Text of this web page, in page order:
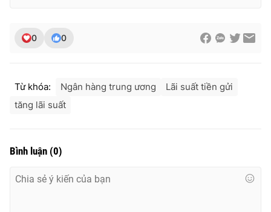
0 0
Từ khóa: Ngân hàng trung ương
Lãi suất tiền gửi
tăng lãi suất
Bình luận (0)